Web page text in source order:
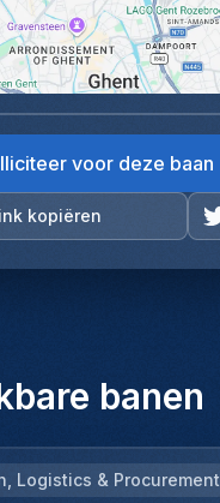
kopiëren
voor deze baan
banen
Logistics & Procurement